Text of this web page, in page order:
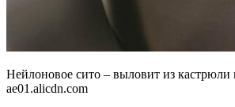
Нейлоновое сито – выловит из
ae01.alicdn.com